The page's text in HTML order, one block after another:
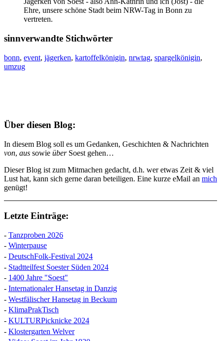
Ehre, unsere schöne Stadt beim NRW-Tag in Bonn zu
vertreten.
sinnverwandte Stichwörter
bonn, event, jägerken, kartoffelkönigin, nrwtag, spargelkönigin,
umzug
Über diesen Blog:
In diesem Blog soll es um Gedanken, Geschichten & Nachrichten
von, aus sowie überSoest gehen…
Dieser Blog ist zum Mitmachen gedacht, d.h. wer etwas Zeit & viel
Lust hat, kann sich gerne daran beteiligen. Eine kurze eMail an mich
genügt!
Letzte Einträge:
- Tanzproben 2026
- Winterpause
- DeutschFolk-Festival 2024
- Stadtteilfest Soester Süden 2024
- 1400 Jahre "Soest"
- Internationaler Hansetag in Danzig
- Westfälischer Hansetag in Beckum
- KlimaPrakTisch
- KULTURPicknicke 2024
- Klostergarten Welver